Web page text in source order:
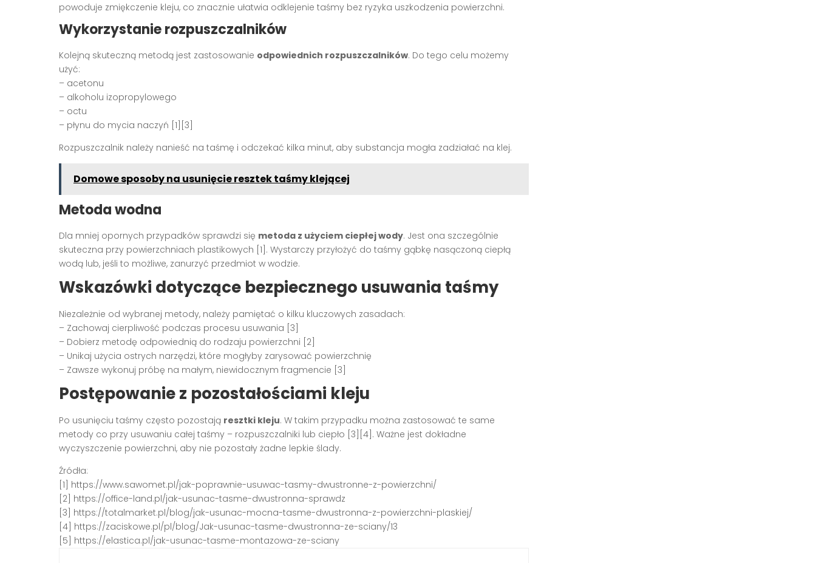
powoduje zmiękczenie kleju, co znacznie ułatwia odklejenie taśmy bez ryzyka uszkodzenia powierzchni.
Wykorzystanie rozpuszczalników
Kolejną skuteczną metodą jest zastosowanie odpowiednich rozpuszczalników. Do tego celu możemy
użyć:
– acetonu
– alkoholu izopropylowego
– octu
– płynu do mycia naczyń [1][3]
Rozpuszczalnik należy nanieść na taśmę i odczekać kilka minut, aby substancja mogła zadziałać na klej.
Domowe sposoby na usunięcie resztek taśmy klejącej
Metoda wodna
Dla mniej opornych przypadków sprawdzi się metoda z użyciem ciepłej wody. Jest ona szczególnie
skuteczna przy powierzchniach plastikowych [1]. Wystarczy przyłożyć do taśmy gąbkę nasączoną ciepłą
wodą lub, jeśli to możliwe, zanurzyć przedmiot w wodzie.
Wskazówki dotyczące bezpiecznego usuwania taśmy
Niezależnie od wybranej metody, należy pamiętać o kilku kluczowych zasadach:
– Zachowaj cierpliwość podczas procesu usuwania [3]
– Dobierz metodę odpowiednią do rodzaju powierzchni [2]
– Unikaj użycia ostrych narzędzi, które mogłyby zarysować powierzchnię
– Zawsze wykonuj próbę na małym, niewidocznym fragmencie [3]
Postępowanie z pozostałościami kleju
Po usunięciu taśmy często pozostają resztki kleju. W takim przypadku można zastosować te same
metody co przy usuwaniu całej taśmy – rozpuszczalniki lub ciepło [3][4]. Ważne jest dokładne
wyczyszczenie powierzchni, aby nie pozostały żadne lepkie ślady.
Źródła:
[1] https://www.sawomet.pl/jak-poprawnie-usuwac-tasmy-dwustronne-z-powierzchni/
[2] https://office-land.pl/jak-usunac-tasme-dwustronna-sprawdz
[3] https://totalmarket.pl/blog/jak-usunac-mocna-tasme-dwustronna-z-powierzchni-plaskiej/
[4] https://zaciskowe.pl/pl/blog/Jak-usunac-tasme-dwustronna-ze-sciany/13
[5] https://elastica.pl/jak-usunac-tasme-montazowa-ze-sciany